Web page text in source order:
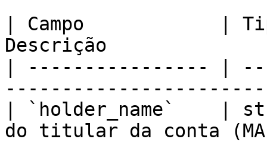
| Campo            |
Descrição
| ---------------- |
| `holder_name`    |
do titular da conta